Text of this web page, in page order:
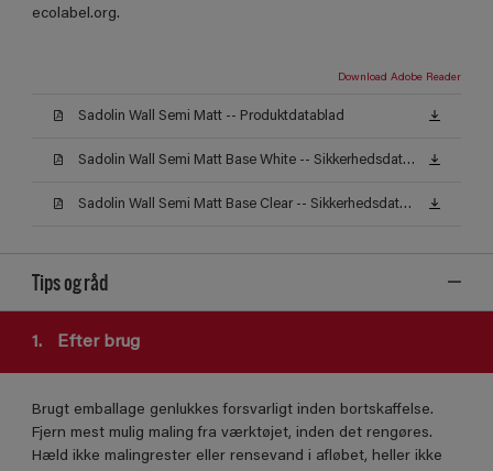
ecolabel.org.
Download Adobe Reader
Sadolin Wall Semi Matt -- Produktdatablad
Sadolin Wall Semi Matt Base White -- Sikkerhedsdatablad
Sadolin Wall Semi Matt Base Clear -- Sikkerhedsdatablad
Tips og råd
1. Efter brug
Brugt emballage genlukkes forsvarligt inden bortskaffelse.
Fjern mest mulig maling fra værktøjet, inden det rengøres.
Hæld ikke malingrester eller rensevand i afløbet, heller ikke